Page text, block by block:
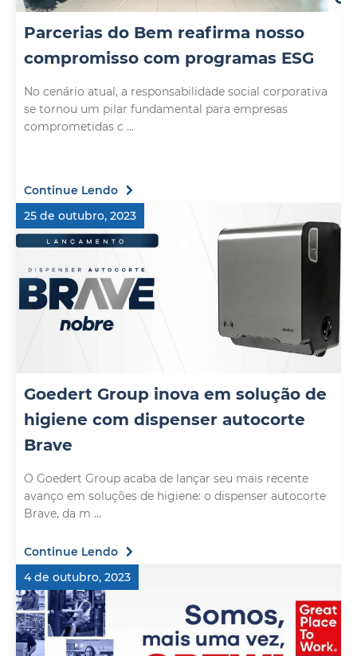
Parcerias do Bem reafirma nosso
compromisso com programas ESG
No cenário atual, a responsabilidade social corporativa
se tornou um pilar fundamental para empresas
comprometidas c ...
Continue Lendo
25 de outubro, 2023
Goedert Group inova em solução de
higiene com dispenser autocorte
Brave
O Goedert Group acaba de lançar seu mais recente
avanço em soluções de higiene: o dispenser autocorte
Brave, da m ...
Continue Lendo
4 de outubro, 2023